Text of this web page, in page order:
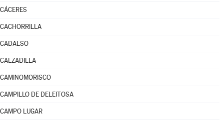
CÁCERES
CACHORRILLA
CADALSO
CALZADILLA
CAMINOMORISCO
CAMPILLO DE DELEITOSA
CAMPO LUGAR